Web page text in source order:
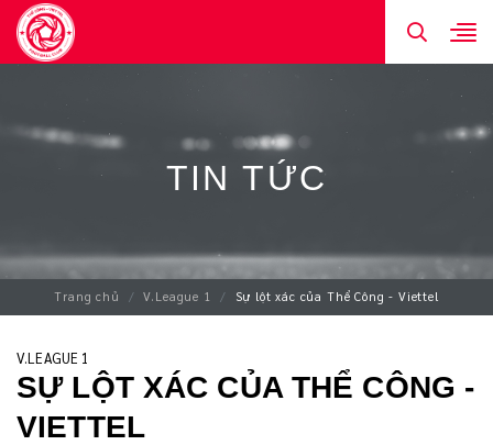
TIN TỨC
Trang chủ V.League 1 Sự lột xác của Thể Công - Viettel
V.LEAGUE 1
SỰ LỘT XÁC CỦA THỂ CÔNG -
VIETTEL